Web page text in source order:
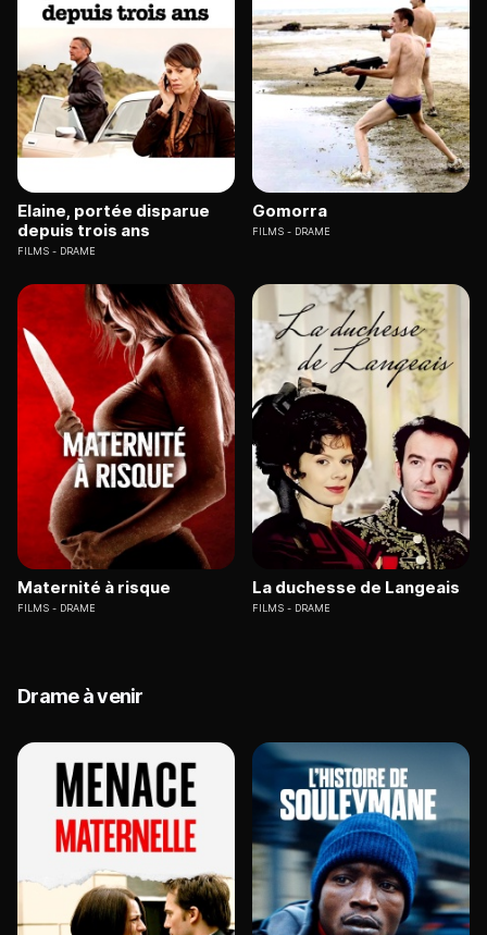
Elaine, portée disparue
depuis trois ans
FILMS DRAME
Gomorra
FILMS DRAME
Maternité à risque
FILMS DRAME
La duchesse de Langeais
FILMS DRAME
Drame à venir